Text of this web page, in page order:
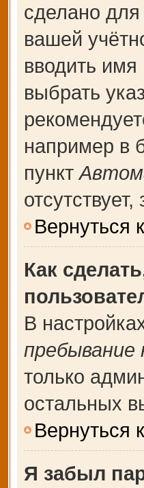
сделано для
вашей
вводить
выбрать
например в
пункт
Вернуться
Как
В
пребывание
только
остальных
Вернуться
Я забыл